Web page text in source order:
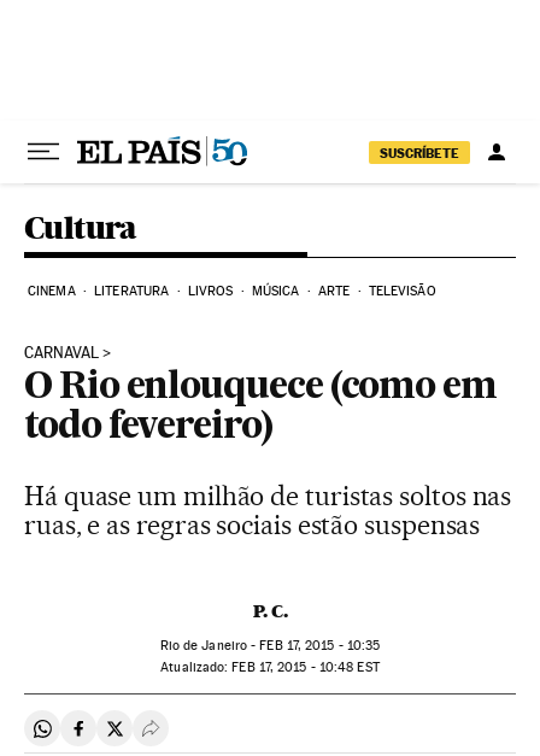
SUSCRÍBETE
Cultura
CINEMA LITERATURA LIVROS MÚSICA ARTE TELEVISÃO
CARNAVAL
O Rio enlouquece (como em
todo fevereiro)
Há quase um milhão de turistas soltos nas
ruas, e as regras sociais estão suspensas
P. C.
Rio de Janeiro -FEB17, 2015 - 10:35
atualizado: FEB17, 2015 - 10:48 EST
Compartir en Whatsapp
Compartir en Facebook
Compartir en Twitter
Desplegar Redes Sociales